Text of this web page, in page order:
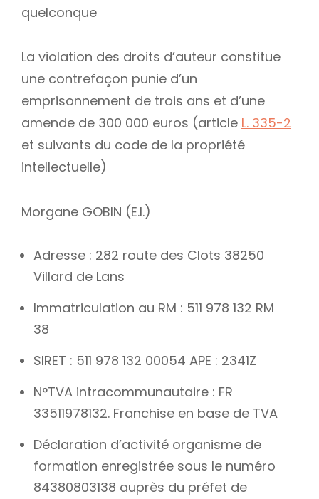
quelconque
La violation des droits d’auteur constitue
une contrefaçon punie d’un
emprisonnement de trois ans et d’une
amende de 300 000 euros (article L. 335-2
et suivants du code de la propriété
intellectuelle)
Morgane GOBIN (E.I.)
Adresse : 282 route des Clots 38250
Villard de Lans
Immatriculation au RM : 511 978 132 RM
38
SIRET : 511 978 132 00054 APE : 2341Z
N°TVA intracommunautaire : FR
33511978132. Franchise en base de TVA
Déclaration d’activité organisme de
formation enregistrée sous le numéro
84380803138 auprès du préfet de